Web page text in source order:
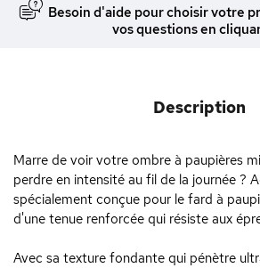
Besoin d'aide pour choisir votre
vos questions en
Description
Marre de voir votre ombre à paupières
perdre en intensité au fil de la journée ?
spécialement conçue pour le fard à
d'une tenue renforcée qui résiste aux
Avec sa texture fondante qui pénètre